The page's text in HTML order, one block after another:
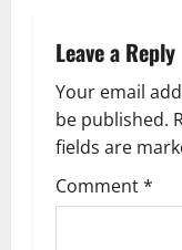
v
i
g
a
t
Leave a Reply
Your email
be published.
fields are
Comment*